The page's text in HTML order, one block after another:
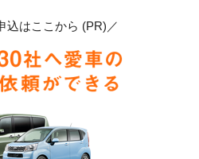
込はここから (PR)／